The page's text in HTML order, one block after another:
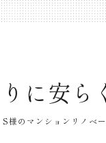
に安ら
様のマンションリノベ